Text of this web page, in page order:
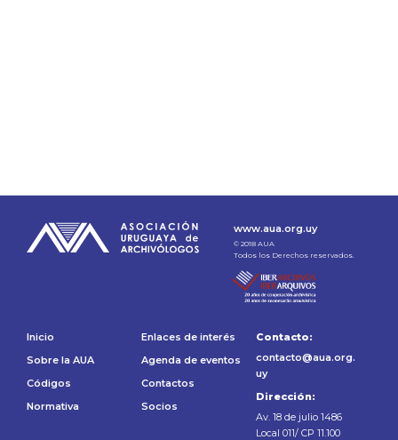
www.aua.org.uy
© 2018 AUA
Todos los Derechos reservados.
Inicio
Sobre la AUA
Códigos
Normativa
Enlaces de interés
Agenda de eventos
Contactos
Socios
Contacto:
contacto@aua.org.
uy
Dirección:
Av. 18 de julio 1486
Local 011/ CP 11.100